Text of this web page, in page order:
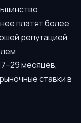
платят более
репутацией,
месяцев,
ставки в